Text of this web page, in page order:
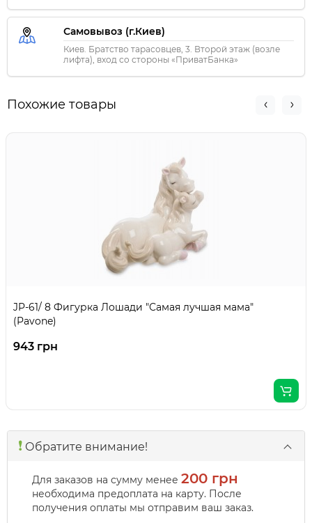
Самовывоз (г.Киев)
Киев. Братство тарасовцев, 3. Второй этаж (возле
лифта), вход со стороны «ПриватБанка»
Похожие товары
JP-61/ 8 Фигурка Лошади "Самая лучшая мама"
(Pavone)
943 грн
❗️ Обратите внимание!
Для заказов на сумму менее 200 грн
необходима предоплата на карту. После
получения оплаты мы отправим ваш заказ.